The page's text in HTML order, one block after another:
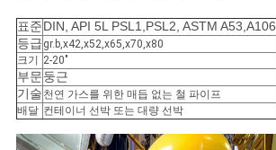
사
이
트
맵
표준DIN, API 5L PSL1,PSL2, ASTM A53,A106
등급 gr.b,x42,x52,x65,x70,x80
크기
2-20"
부문둥근
기술 천연 가스를 위한 매듭 없는 철 파이프
배달 컨테이너 선박 또는 대량 선박